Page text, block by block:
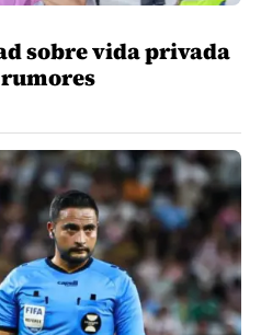
sobre vida privada
rumores